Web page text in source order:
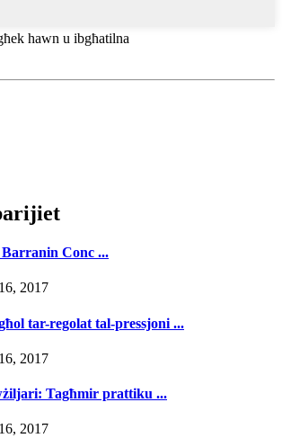
hawn u ibgħatilna
Conc ...
2017
tar-regolat tal-pressjoni ...
2017
Tagħmir prattiku ...
2017